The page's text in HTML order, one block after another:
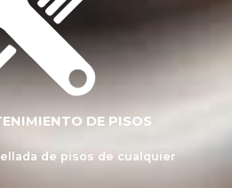
DE PISOS
de pisos de cualquier